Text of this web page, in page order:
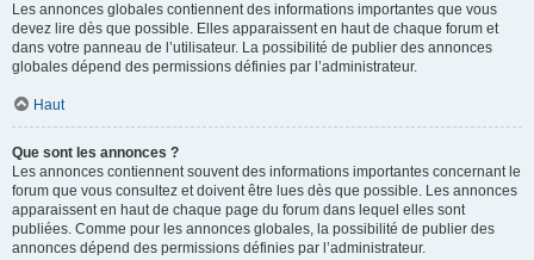
Les annonces globales contiennent des informations importantes que vous
devez lire dès que possible. Elles apparaissent en haut de chaque forum et
dans votre panneau de l’utilisateur. La possibilité de publier des annonces
globales dépend des permissions définies par l’administrateur.
Haut
Que sont les annonces ?
Les annonces contiennent souvent des informations importantes concernant le
forum que vous consultez et doivent être lues dès que possible. Les annonces
apparaissent en haut de chaque page du forum dans lequel elles sont
publiées. Comme pour les annonces globales, la possibilité de publier des
annonces dépend des permissions définies par l’administrateur.